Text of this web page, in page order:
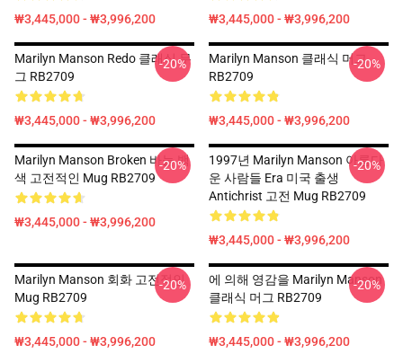
₩3,445,000 - ₩3,996,200 ₩3,445,000 - ₩3,996,200
Marilyn Manson Redo 클래식 무
그 RB2709
₩3,445,000 - ₩3,996,200
-20%
Marilyn Manson 클래식 머그
RB2709
₩3,445,000 - ₩3,996,200
-20%
Marilyn Manson Broken 바늘 백
색 고전적인 Mug RB2709
₩3,445,000 - ₩3,996,200
-20%
1997년 Marilyn Manson 아름다
운 사람들 Era 미국 출생
Antichrist 고전 Mug RB2709
₩3,445,000 - ₩3,996,200
-20%
Marilyn Manson 회화 고전적인
Mug RB2709
₩3,445,000 - ₩3,996,200
-20%
에 의해 영감을 Marilyn Manson
클래식 머그 RB2709
₩3,445,000 - ₩3,996,200
-20%